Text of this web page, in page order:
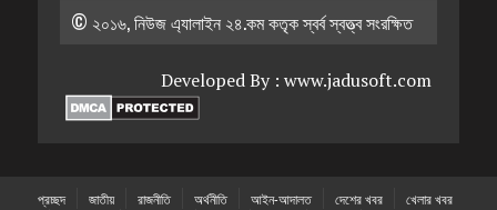
© ২০১৬, নিউজ এ্যালাইন ২৪.কম কতৃক স্বর্ব স্বত্ত্ব সংরক্ষিত
Developed By :www.jadusoft.com
প্রচ্ছদ জাতীয় রাজনীতি অর্থনীতি আইন-আদালত দেশের খবর খেলার খবর